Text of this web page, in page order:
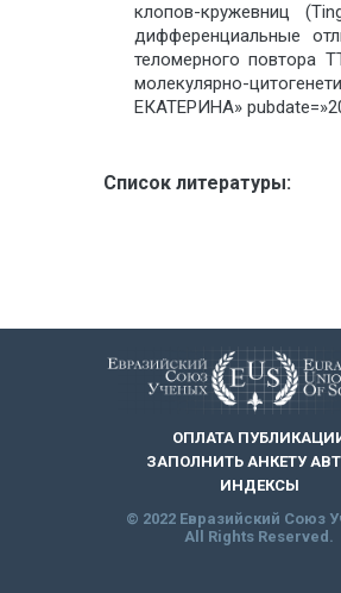
клопов-кружевниц
дифференциальные
теломерного повтора
молекулярно-
ЕКАТЕРИНА»
Список литературы:
ОПЛАТА
ЗАПОЛНИТЬ АНКЕТУ
ИНДЕКСЫ
© 2022 Евразийский Союз
All Rights Reserved.